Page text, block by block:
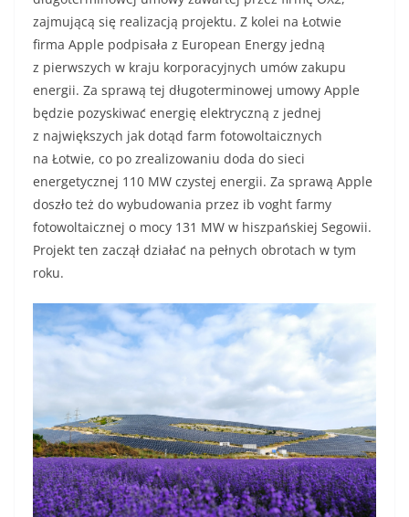
zajmującą się realizacją projektu. Z kolei na Łotwie
firma Apple podpisała z European Energy jedną
z pierwszych w kraju korporacyjnych umów zakupu
energii. Za sprawą tej długoterminowej umowy Apple
będzie pozyskiwać energię elektryczną z jednej
z największych jak dotąd farm fotowoltaicznych
na Łotwie, co po zrealizowaniu doda do sieci
energetycznej 110 MW czystej energii. Za sprawą Apple
doszło też do wybudowania przez ib voght farmy
fotowoltaicznej o mocy 131 MW w hiszpańskiej Segowii.
Projekt ten zaczął działać na pełnych obrotach w tym
roku.